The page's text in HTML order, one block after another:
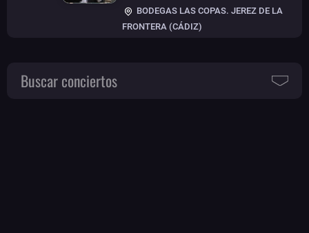
BODEGAS LAS COPAS. JEREZ DE LA
FRONTERA (CÁDIZ)
Buscar conciertos